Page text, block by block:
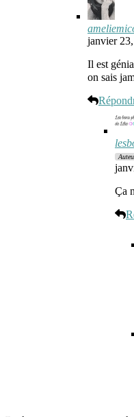
janvier
Il est
on sais
Ça